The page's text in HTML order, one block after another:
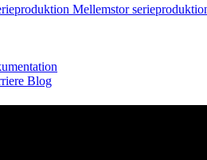
Mellemstor
Blog